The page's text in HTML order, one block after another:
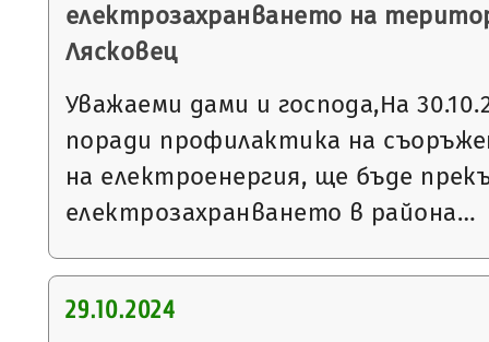
електрозахранването на
Лясковец
Уважаеми дами и господа,На
поради профилактика на
на електроенергия, ще бъде
електрозахранването в района…
29.10.2024